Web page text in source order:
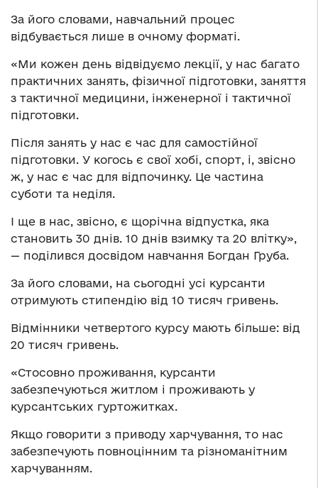
За його словами, навчальний процес
відбувається лише в очному форматі.
«Ми кожен день відвідуємо лекції, у нас багато
практичних занять, фізичної підготовки, заняття
з тактичної медицини, інженерної і тактичної
підготовки.
Після занять у нас є час для самостійної
підготовки. У когось є свої хобі, спорт, і, звісно
ж, у нас є час для відпочинку. Це частина
суботи та неділя.
І ще в нас, звісно, є щорічна відпустка, яка
становить 30 днів. 10 днів взимку та 20 влітку»,
— поділився досвідом навчання Богдан Груба.
За його словами, на сьогодні усі курсанти
отримують стипендію від 10 тисяч гривень.
Відмінники четвертого курсу мають більше: від
20 тисяч гривень.
«Стосовно проживання, курсанти
забезпечуються житлом і проживають у
курсантських гуртожитках.
Якщо говорити з приводу харчування, то нас
забезпечують повноцінним та різноманітним
харчуванням.